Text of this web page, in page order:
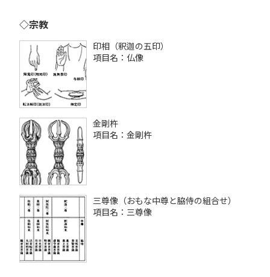
◇宗教
印相（釈迦の五印）
項目名：仏像
金剛杵
項目名：金剛杵
三尊像（おもな中尊と脇侍の組合せ）
項目名：三尊像